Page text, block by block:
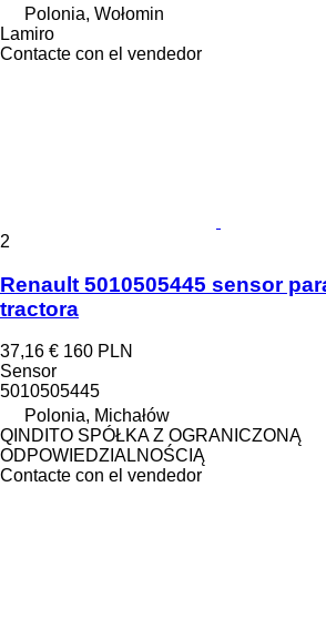
Polonia, Wołomin
Lamiro
Contacte con el vendedor
2
Renault 5010505445 sensor
tractora
37,16 € 160 PLN
Sensor
5010505445
Polonia, Michałów
QINDITO SPÓŁKA Z OGRANICZONĄ
ODPOWIEDZIALNOŚCIĄ
Contacte con el vendedor